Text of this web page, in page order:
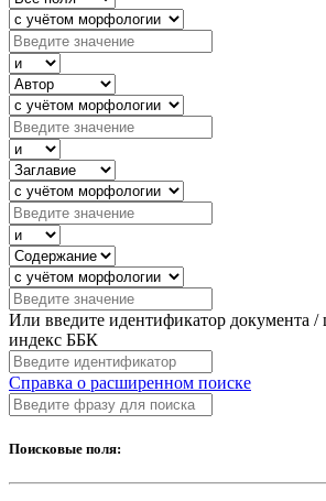
Или введите идентификатор документа
индекс ББК
Справка о расширенном поиске
Поисковые поля: